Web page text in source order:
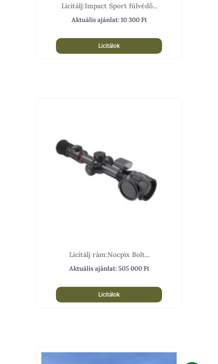
Licitálj:Impact Sport fülvédő...
Aktuális ajánlat:10 300Ft
Licitálok
Licitálj rám:Nocpix Bolt...
Aktuális ajánlat:505 000Ft
Licitálok